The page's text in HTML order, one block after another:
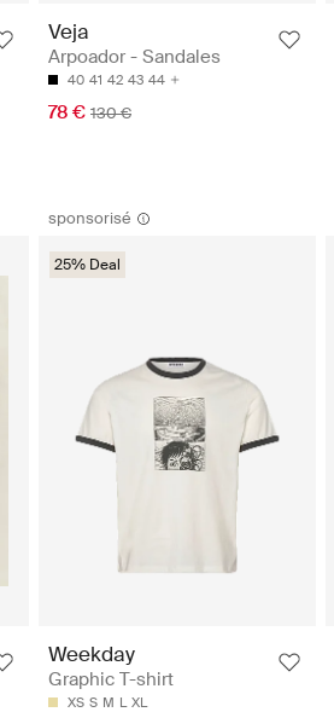
Veja
Arpoador - Sandales
40 41 42 43 44
78 € 130 €
sponsorisé
25% Deal
Weekday
Graphic T-shirt
XS S M L XL